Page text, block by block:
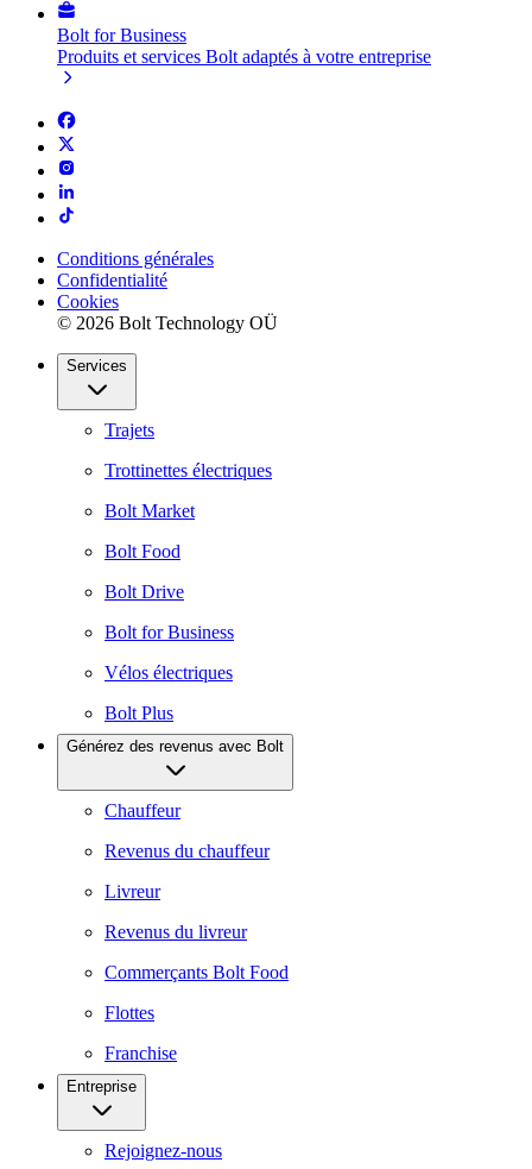
Bolt for Business
Produits et services Bolt adaptés à votre entreprise
Conditions générales
Confidentialité
Cookies
© 2026 Bolt Technology OÜ
Services
Trajets
Trottinettes électriques
Bolt Market
Bolt Food
Bolt Drive
Bolt for Business
Vélos électriques
Bolt Plus
Générez des revenus avec Bolt
Chauffeur
Revenus du chauffeur
Livreur
Revenus du livreur
Commerçants Bolt Food
Flottes
Franchise
Entreprise
Rejoignez-nous